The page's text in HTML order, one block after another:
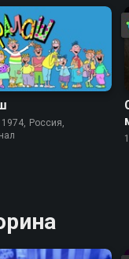
1974, Россия,